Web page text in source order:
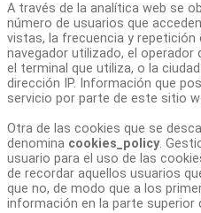
A través de la analítica web se
número de usuarios que
vistas, la frecuencia y repetición
navegador utilizado, el operador
el terminal que utiliza, o la
dirección IP. Información que
servicio por parte de este sitio
Otra de las cookies que se
denomina cookies_policy.
usuario para el uso de las
de recordar aquellos usuarios
que no, de modo que a los
información en la parte superior